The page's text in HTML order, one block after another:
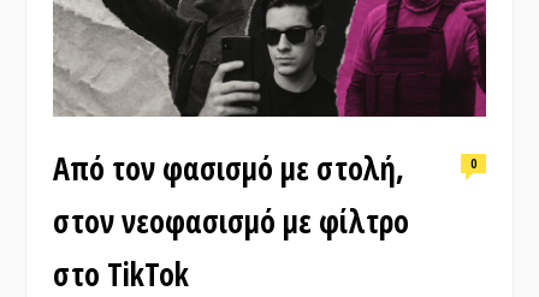
Από τον φασισμό με στολή,
στον νεοφασισμό με φίλτρο
στο TikTok
0